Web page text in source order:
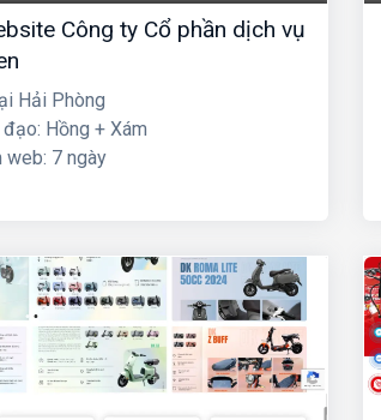
Công ty Cổ phần dịch vụ
Hải Phòng
Hồng + Xám
web: 7 ngày